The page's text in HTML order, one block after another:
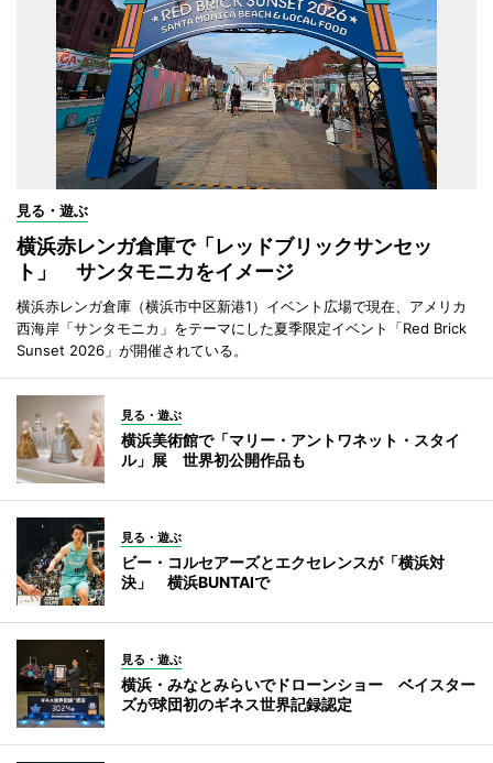
見る・遊ぶ
横浜赤レンガ倉庫で「レッドブリックサンセッ
ト」 サンタモニカをイメージ
横浜赤レンガ倉庫（横浜市中区新港1）イベント広場で現在、アメリカ
西海岸「サンタモニカ」をテーマにした夏季限定イベント「Red Brick
Sunset 2026」が開催されている。
見る・遊ぶ
横浜美術館で「マリー・アントワネット・スタイ
ル」展 世界初公開作品も
見る・遊ぶ
ビー・コルセアーズとエクセレンスが「横浜対
決」 横浜BUNTAIで
見る・遊ぶ
横浜・みなとみらいでドローンショー ベイスター
ズが球団初のギネス世界記録認定